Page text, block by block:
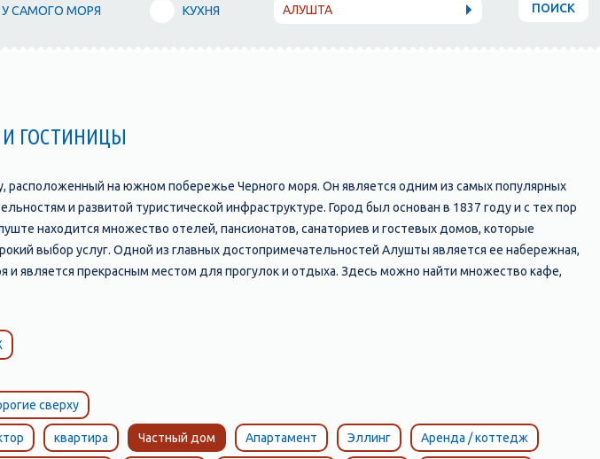
У САМОГО МОРЯ КУХНЯ АЛУШТА ПОИСК
ГОСТИНИЦЫ
расположенный на южном побережье Черного моря. Он является одним из самых популярных
и развитой туристической инфраструктуре. Город был основан в 1837 году и с тех пор
находится множество отелей, пансионатов, санаториев и гостевых домов, которые
выбор услуг. Одной из главных достопримечательностей Алушты является ее набережная,
и является прекрасным местом для прогулок и отдыха. Здесь можно найти множество кафе,
такие как аттракционы, водные горки и т.д. Кроме того, в Алуште есть множество интересных
Крыма; парк "Айвазовское", где находится знаменитый памятник
пляжами, которые являются одними из лучших на крымском побережье. Здесь можно
В целом, Алушта является прекрасным местом для отдыха и развлечений. Здесь есть все
и насладиться красотами Крыма.
сверху
квартира Частный дом Апартамент Эллинг Аренда / коттедж